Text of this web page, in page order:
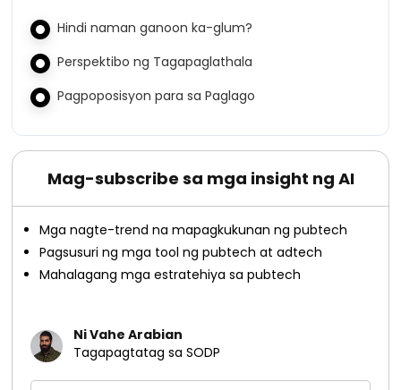
Hindi naman ganoon ka-glum?
Perspektibo ng Tagapaglathala
Pagpoposisyon para sa Paglago
Mag-subscribe sa mga insight ng AI
Mga nagte-trend na mapagkukunan ng pubtech
Pagsusuri ng mga tool ng pubtech at adtech
Mahalagang mga estratehiya sa pubtech
Ni Vahe Arabian
Tagapagtatag sa SODP